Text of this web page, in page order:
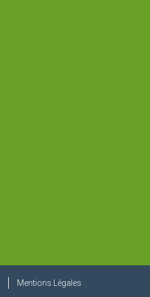
Mentions Légales